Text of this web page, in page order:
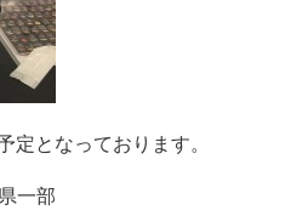
となっております。
一部